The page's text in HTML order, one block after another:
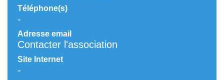
Téléphone(s)
-
Adresse email
Contacter l'association
Site Internet
-